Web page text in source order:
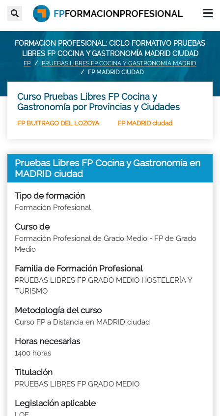
FORMACION PROFESIONAL: CICLO FORMATIVO PRUEBAS
LIBRES FP COCINA Y GASTRONOMÍA MADRID CIUDAD
FP
PRUEBAS LIBRES FP COCINA Y GASTRONOMÍA MADRID
FP MADRID CIUDAD
Curso Pruebas Libres FP Cocina y
Gastronomía por Provincias y Ciudades
FP BUITRAGO DEL LOZOYA FP MADRID ciudad
Pruebas Libres FP Cocina y Gastronomía en
MADRID ciudad
Tipo de formación
Formación Profesional
Curso de
Formación Profesional de Grado Medio - FP de Grado
Medio
Familia de Formación Profesional
PRUEBAS LIBRES FP GRADO MEDIO HOSTELERÍA Y
TURISMO
Metodología del curso
Curso FP a Distancia en MADRID ciudad
Horas necesarias
1400 horas
Titulación
PRUEBAS LIBRES FP GRADO MEDIO
Legislación aplicable